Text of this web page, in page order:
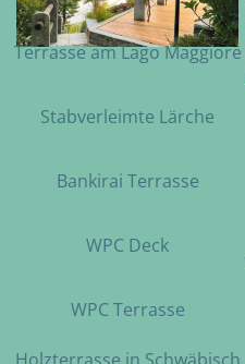
Terrasse am Lago Maggiore
Stabverleimte Lärche
Bankirai Terrasse
WPC Deck
WPC Terrasse